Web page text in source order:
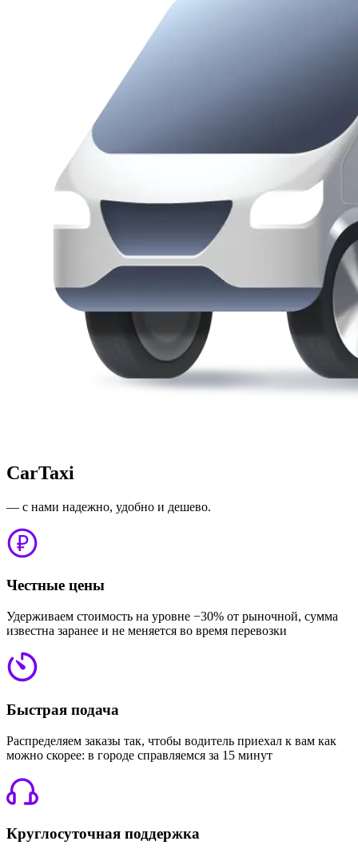
CarTaxi
— с нами надежно, удобно и дешево.
Честные цены
Удерживаем стоимость на уровне −30% от рыночной, сумма
известна заранее и не меняется во время перевозки
Быстрая подача
Распределяем заказы так, чтобы водитель приехал к вам как
можно скорее: в городе справляемся за 15 минут
Круглосуточная поддержка